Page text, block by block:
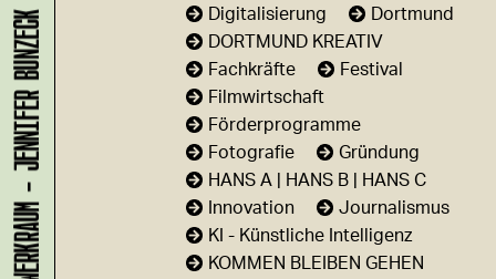
Digitalisierung
Dortmund
DORTMUND KREATIV
Fachkräfte
Festival
Filmwirtschaft
Förderprogramme
Fotografie
Gründung
HANS A | HANS B | HANS C
Innovation
Journalismus
KI - Künstliche Intelligenz
KOMMEN BLEIBEN GEHEN